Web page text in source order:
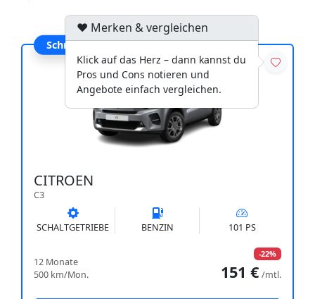
Schnell verfügbar
CITROEN
C3
SCHALTGETRIEBE BENZIN 101 PS
12 Monate
500 km/Mon.
-22%
151 € /mtl.
♥ Merken & vergleichen
Klick auf das Herz – dann kannst du
Pros und Cons notieren und
Angebote einfach vergleichen.